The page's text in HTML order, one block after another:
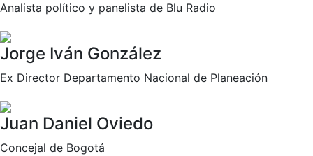
Analista político y panelista de Blu Radio
Jorge Iván González
Ex Director Departamento Nacional de Planeación
Juan Daniel Oviedo
Concejal de Bogotá